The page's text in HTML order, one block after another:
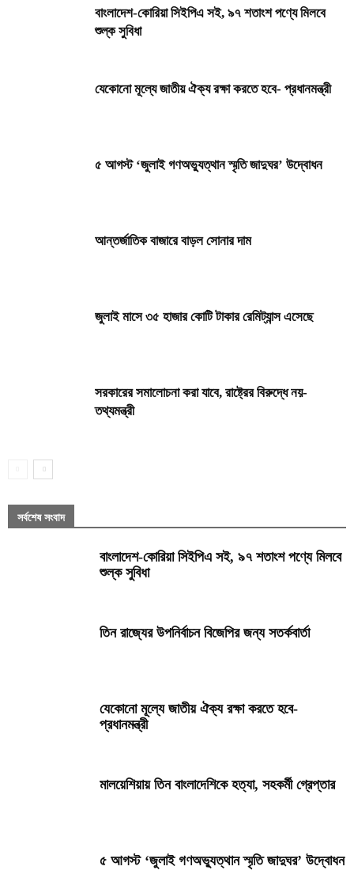
বাংলাদেশ-কোরিয়া সিইপিএ সই, ৯৭ শতাংশ পণ্যে মিলবে
শুল্ক সুবিধা
যেকোনো মূল্যে জাতীয় ঐক্য রক্ষা করতে হবে- প্রধানমন্ত্রী
৫ আগস্ট ‘জুলাই গণঅভ্যুত্থান স্মৃতি জাদুঘর’ উদ্বোধন
আন্তর্জাতিক বাজারে বাড়ল সোনার দাম
জুলাই মাসে ৩৫ হাজার কোটি টাকার রেমিট্যান্স এসেছে
সরকারের সমালোচনা করা যাবে, রাষ্ট্রের বিরুদ্ধে নয়-
তথ্যমন্ত্রী
সর্বশেষ সংবাদ
বাংলাদেশ-কোরিয়া সিইপিএ সই, ৯৭ শতাংশ পণ্যে মিলবে
শুল্ক সুবিধা
তিন রাজ্যের উপনির্বাচন বিজেপির জন্য সতর্কবার্তা
যেকোনো মূল্যে জাতীয় ঐক্য রক্ষা করতে হবে-
প্রধানমন্ত্রী
মালয়েশিয়ায় তিন বাংলাদেশিকে হত্যা, সহকর্মী গ্রেপ্তার
৫ আগস্ট ‘জুলাই গণঅভ্যুত্থান স্মৃতি জাদুঘর’ উদ্বোধন